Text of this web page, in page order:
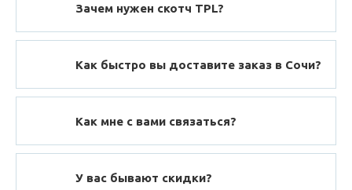
Зачем нужен скотч TPL?
Как быстро вы доставите заказ в Сочи?
Как мне с вами связаться?
У вас бывают скидки?